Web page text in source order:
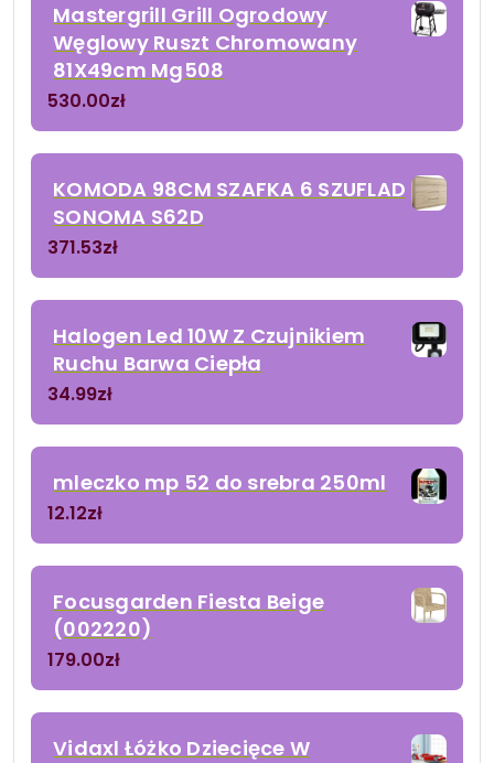
Mastergrill Grill Ogrodowy
Węglowy Ruszt Chromowany
81X49cm Mg508
530.00zł
KOMODA 98CM SZAFKA 6 SZUFLAD
SONOMA S62D
371.53zł
Halogen Led 10W Z Czujnikiem
Ruchu Barwa Ciepła
34.99zł
mleczko mp 52 do srebra 250ml
12.12zł
Focusgarden Fiesta Beige
(002220)
179.00zł
Vidaxl Łóżko Dziecięce W